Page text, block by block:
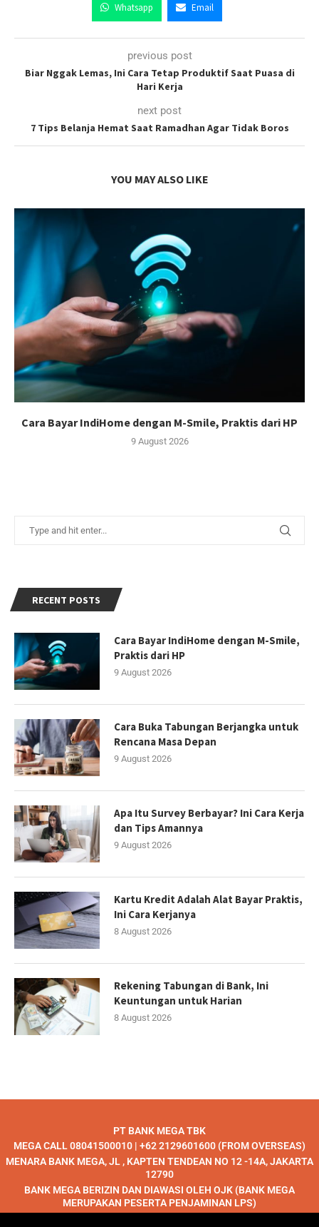
Whatsapp Email
previous post
Biar Nggak Lemas, Ini Cara Tetap Produktif Saat Puasa di
Hari Kerja
next post
7 Tips Belanja Hemat Saat Ramadhan Agar Tidak Boros
YOU MAY ALSO LIKE
Cara Bayar IndiHome dengan M-Smile, Praktis dari HP
9 August 2026
RECENT POSTS
Cara Bayar IndiHome dengan M-Smile,
Praktis dari HP
9 August 2026
Cara Buka Tabungan Berjangka untuk
Rencana Masa Depan
9 August 2026
Apa Itu Survey Berbayar? Ini Cara Kerja
dan Tips Amannya
9 August 2026
Kartu Kredit Adalah Alat Bayar Praktis,
Ini Cara Kerjanya
8 August 2026
Rekening Tabungan di Bank, Ini
Keuntungan untuk Harian
8 August 2026
PT BANK MEGA TBK
MEGA CALL 08041500010 | +62 2129601600 (FROM OVERSEAS)
MENARA BANK MEGA, JL , KAPTEN TENDEAN NO 12 -14A, JAKARTA
12790
BANK MEGA BERIZIN DAN DIAWASI OLEH OJK (BANK MEGA
MERUPAKAN PESERTA PENJAMINAN LPS)